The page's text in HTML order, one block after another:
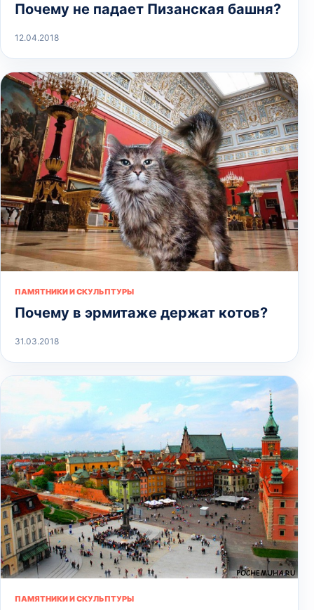
Почему не падает Пизанская башня?
12.04.2018
ПАМЯТНИКИ И СКУЛЬПТУРЫ
Почему в эрмитаже держат котов?
31.03.2018
ПАМЯТНИКИ И СКУЛЬПТУРЫ